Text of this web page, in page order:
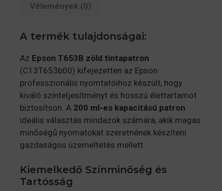
Vélemények (0)
A termék tulajdonságai:
Az Epson T653B zöld tintapatron
(C13T653b00) kifejezetten az Epson
professzionális nyomtatóihoz készült, hogy
kiváló színteljesítményt és hosszú élettartamot
biztosítson. A 200 ml-es kapacitású patron
ideális választás mindazok számára, akik magas
minőségű nyomatokat szeretnének készíteni
gazdaságos üzemeltetés mellett.
Kiemelkedő Színminőség és
Tartósság